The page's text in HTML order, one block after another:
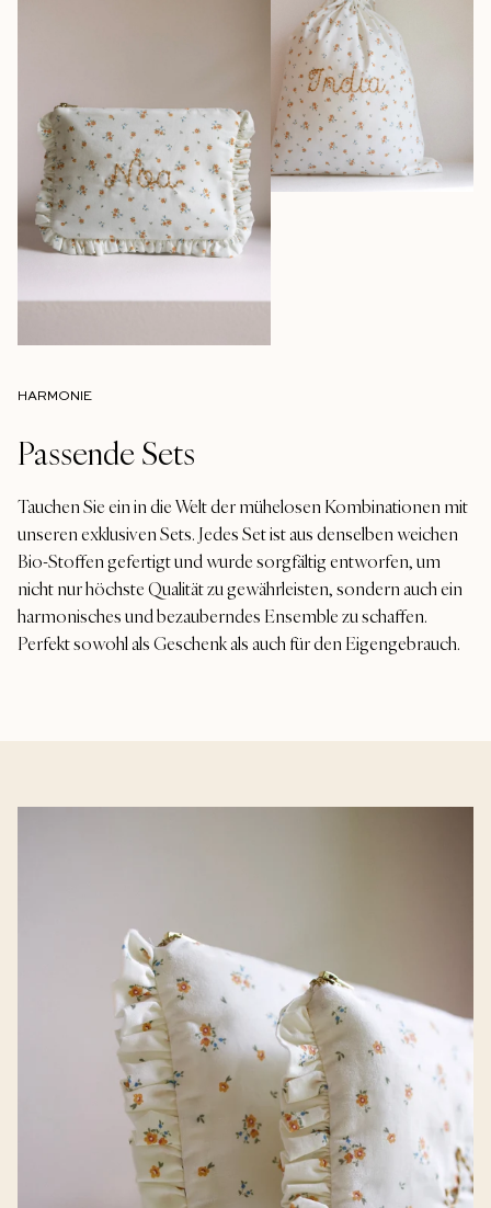
HARMONIE
Passende Sets
Tauchen Sie ein in die Welt der mühelosen Kombinationen mit
unseren exklusiven Sets. Jedes Set ist aus denselben weichen
Bio-Stoffen gefertigt und wurde sorgfältig entworfen, um
nicht nur höchste Qualität zu gewährleisten, sondern auch ein
harmonisches und bezauberndes Ensemble zu schaffen.
Perfekt sowohl als Geschenk als auch für den Eigengebrauch.